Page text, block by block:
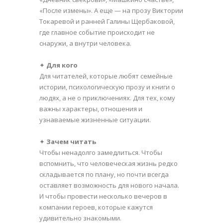
«После измены». А еще — на прозу Виктории
Токаревой и ранней Галины Щербаковой,
где главное событие происходит не
снаружи, а внутри человека.
✦ Для кого
Для читателей, которые любят семейные
истории, психологическую прозу и книги о
людях, а не о приключениях. Для тех, кому
важны характеры, отношения и
узнаваемые жизненные ситуации.
✦ Зачем читать
Чтобы ненадолго замедлиться. Чтобы
вспомнить, что человеческая жизнь редко
складывается по плану, но почти всегда
оставляет возможность для нового начала.
И чтобы провести несколько вечеров в
компании героев, которые кажутся
удивительно знакомыми.